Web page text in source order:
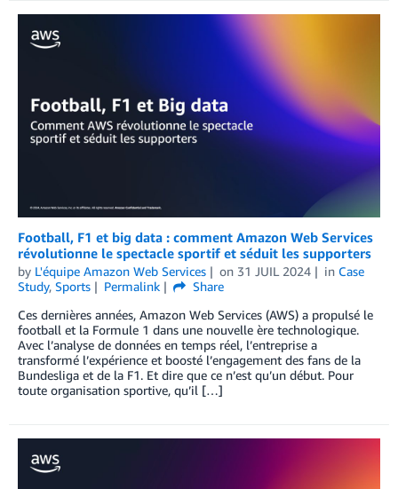
Football, F1 et big data : comment Amazon Web Services
révolutionne le spectacle sportif et séduit les supporters
by L'équipe Amazon Web Services on 31 JUIL 2024 in Case
Study, Sports Permalink
Share
Ces dernières années, Amazon Web Services (AWS) a propulsé le
football et la Formule 1 dans une nouvelle ère technologique.
Avec l’analyse de données en temps réel, l’entreprise a
transformé l’expérience et boosté l’engagement des fans de la
Bundesliga et de la F1. Et dire que ce n’est qu’un début. Pour
toute organisation sportive, qu’il […]